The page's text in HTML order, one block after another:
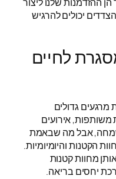
יכולים להרגיש
לחיים
מרגעים גדולים
משותפות, אירועים
שמחה, אבל מה שבאמת
הקטנות והיומיומיות.
מחוות קטנות
יחסים בריאה.